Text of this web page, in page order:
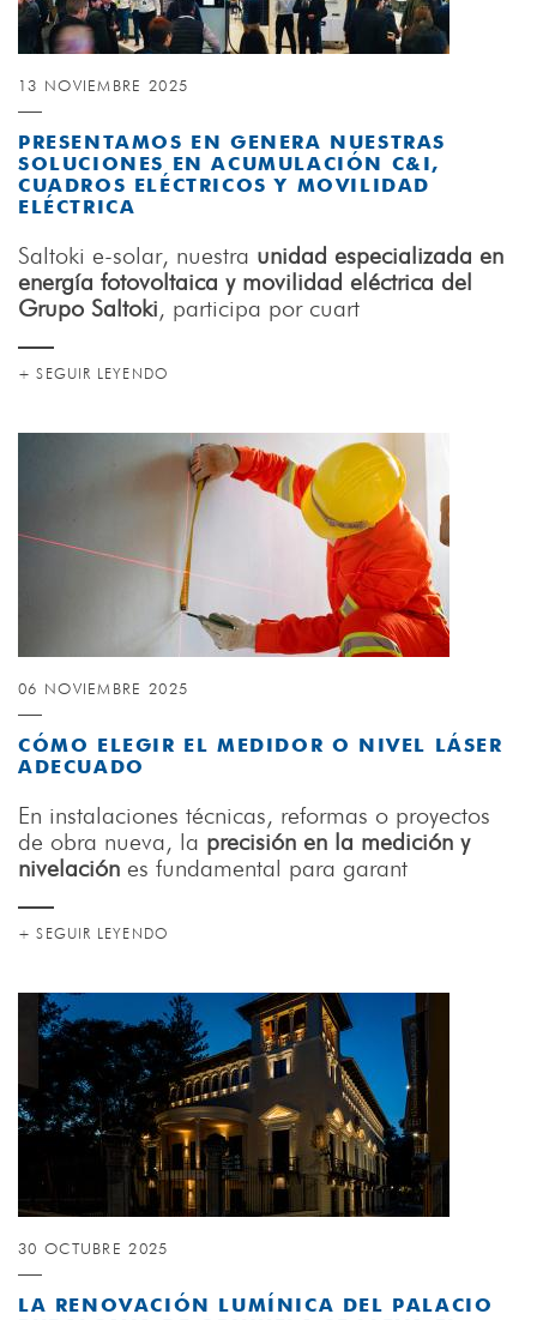
13 NOVIEMBRE 2025
PRESENTAMOS EN GENERA NUESTRAS
SOLUCIONES EN ACUMULACIÓN C&I,
CUADROS ELÉCTRICOS Y MOVILIDAD
ELÉCTRICA
Saltoki e-solar, nuestra unidad especializada en
energía fotovoltaica y movilidad eléctrica del
Grupo Saltoki, participa por cuart
+ SEGUIR LEYENDO
06 NOVIEMBRE 2025
CÓMO ELEGIR EL MEDIDOR O NIVEL LÁSER
ADECUADO
En instalaciones técnicas, reformas o proyectos
de obra nueva, la precisión en la medición y
nivelación es fundamental para garant
+ SEGUIR LEYENDO
30 OCTUBRE 2025
LA RENOVACIÓN LUMÍNICA DEL PALACIO